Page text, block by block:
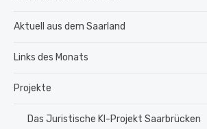
Aktuell aus dem Saarland
Links des Monats
Projekte
Das Juristische KI-Projekt Saarbrücken